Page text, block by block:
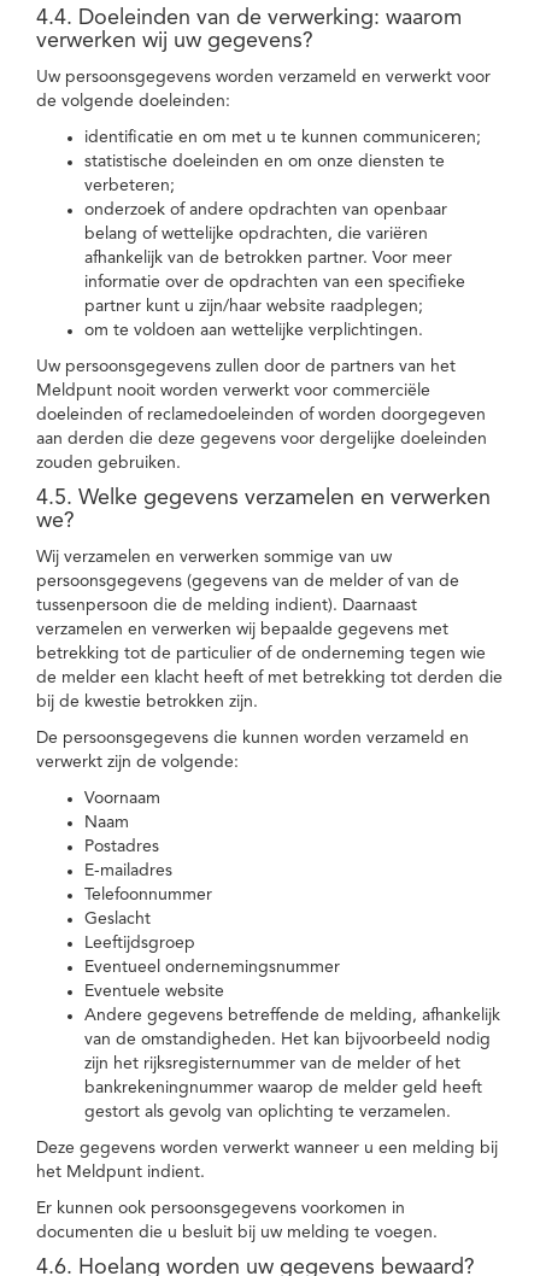
4.4. Doeleinden van de verwerking: waarom
verwerken wij uw gegevens?
Uw persoonsgegevens worden verzameld en verwerkt voor
de volgende doeleinden:
identificatie en om met u te kunnen communiceren;
statistische doeleinden en om onze diensten te
verbeteren;
onderzoek of andere opdrachten van openbaar
belang of wettelijke opdrachten, die variëren
afhankelijk van de betrokken partner. Voor meer
informatie over de opdrachten van een specifieke
partner kunt u zijn/haar website raadplegen;
om te voldoen aan wettelijke verplichtingen.
Uw persoonsgegevens zullen door de partners van het
Meldpunt nooit worden verwerkt voor commerciële
doeleinden of reclamedoeleinden of worden doorgegeven
aan derden die deze gegevens voor dergelijke doeleinden
zouden gebruiken.
4.5. Welke gegevens verzamelen en verwerken
we?
Wij verzamelen en verwerken sommige van uw
persoonsgegevens (gegevens van de melder of van de
tussenpersoon die de melding indient). Daarnaast
verzamelen en verwerken wij bepaalde gegevens met
betrekking tot de particulier of de onderneming tegen wie
de melder een klacht heeft of met betrekking tot derden die
bij de kwestie betrokken zijn.
De persoonsgegevens die kunnen worden verzameld en
verwerkt zijn de volgende:
Voornaam
Naam
Postadres
E-mailadres
Telefoonnummer
Geslacht
Leeftijdsgroep
Eventueel ondernemingsnummer
Eventuele website
Andere gegevens betreffende de melding, afhankelijk
van de omstandigheden. Het kan bijvoorbeeld nodig
zijn het rijksregisternummer van de melder of het
bankrekeningnummer waarop de melder geld heeft
gestort als gevolg van oplichting te verzamelen.
Deze gegevens worden verwerkt wanneer u een melding bij
het Meldpunt indient.
Er kunnen ook persoonsgegevens voorkomen in
documenten die u besluit bij uw melding te voegen.
4.6. Hoelang worden uw gegevens bewaard?